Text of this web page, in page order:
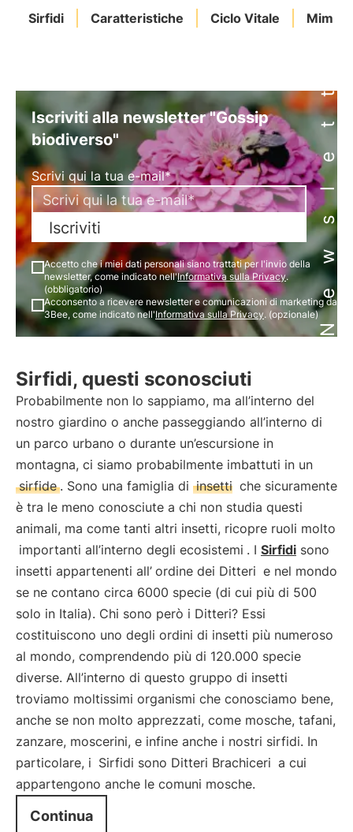
Sirfidi Caratteristiche Ciclo Vitale Newsletter
Iscriviti alla newsletter "Gossip
biodiverso"
Scrivi qui la tua e-mail*
Iscriviti
Accetto che i miei dati personali siano trattati per l'invio della
newsletter, come indicato nell'Informativa sulla Privacy.
(obbligatorio)
Acconsento a ricevere newsletter e comunicazioni di marketing da
3Bee, come indicato nell'Informativa sulla Privacy. (opzionale)
Sirfidi, questi sconosciuti
Probabilmente non lo sappiamo, ma all’interno del
nostro giardino o anche passeggiando all’interno di
un parco urbano o durante un’escursione in
montagna, ci siamo probabilmente imbattuti in un
sirfide . Sono una famiglia di insetti che sicuramente
è tra le meno conosciute a chi non studia questi
animali, ma come tanti altri insetti, ricopre ruoli molto
importanti all’interno degli ecosistemi . I Sirfidi sono
insetti appartenenti all’ ordine dei Ditteri e nel mondo
se ne contano circa 6000 specie (di cui più di 500
solo in Italia). Chi sono però i Ditteri? Essi
costituiscono uno degli ordini di insetti più numeroso
al mondo, comprendendo più di 120.000 specie
diverse. All’interno di questo gruppo di insetti
troviamo moltissimi organismi che conosciamo bene,
anche se non molto apprezzati, come mosche, tafani,
zanzare, moscerini, e infine anche i nostri sirfidi. In
particolare, i Sirfidi sono Ditteri Brachiceri a cui
appartengono anche le comuni mosche.
Continua